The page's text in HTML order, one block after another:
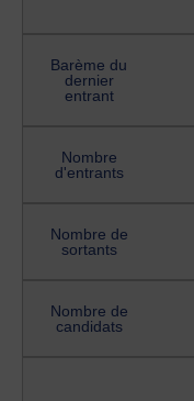
Barème du
dernier
entrant
Nombre
d'entrants
Nombre de
sortants
Nombre de
candidats